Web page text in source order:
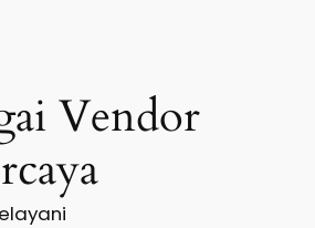
Vendor